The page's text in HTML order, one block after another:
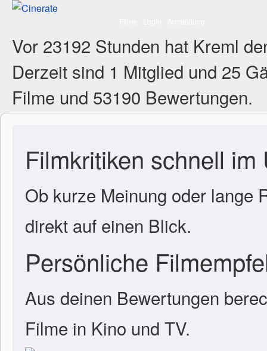
Vor 23192 Stunden hat Kreml
Derzeit sind 1 Mitglied und 25
Filme und 53190 Bewertungen.
Filmkritiken schnell im
Ob kurze Meinung oder lange
direkt auf einen Blick.
Persönliche
Aus deinen Bewertungen
Filme in Kino und TV.